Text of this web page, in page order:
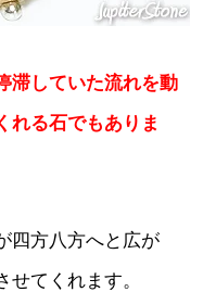
滞していた流れを動
れる石でもありま
四方八方へと広が
せてくれます。